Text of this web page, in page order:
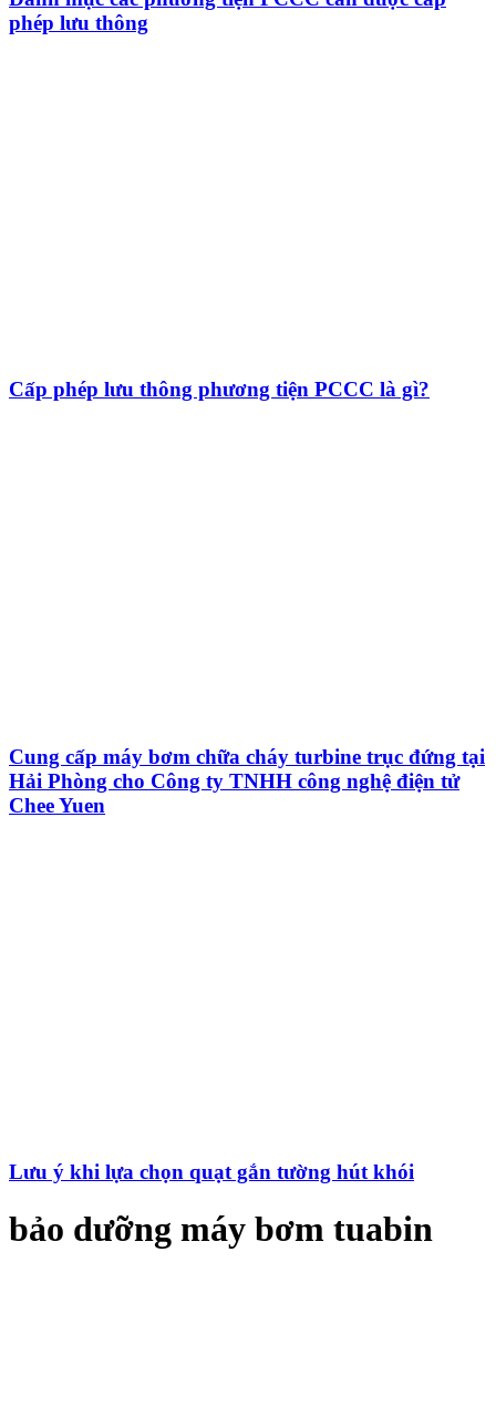
phép lưu thông
Cấp phép lưu thông phương tiện PCCC là gì?
Cung cấp máy bơm chữa cháy turbine trục đứng tại
Hải Phòng cho Công ty TNHH công nghệ điện tử
Chee Yuen
Lưu ý khi lựa chọn quạt gắn tường hút khói
bảo dưỡng máy bơm tuabin